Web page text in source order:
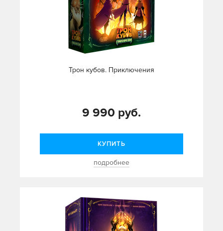
Трон кубов. Приключения
9 990 руб.
КУПИТЬ
подробнее